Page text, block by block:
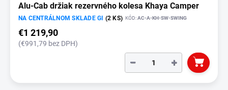
Alu-Cab držiak rezervného kolesa Khaya Camper
NA CENTRÁLNOM SKLADE GI (2 KS) KÓD:AC-A-KH-SW-SWING
€1 219,90
(€991,79 bez DPH)
+
−